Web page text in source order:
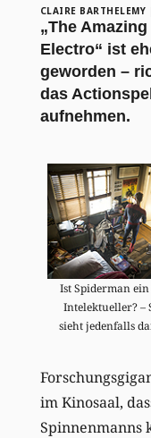
CLAIRE BARTHELEMY
„The
Electro“ ist
geworden –
das
aufnehmen.
Ist Spiderman
Intelektueller? –
sieht jedenfalls
im Kinosaal,
Spinnenmanns